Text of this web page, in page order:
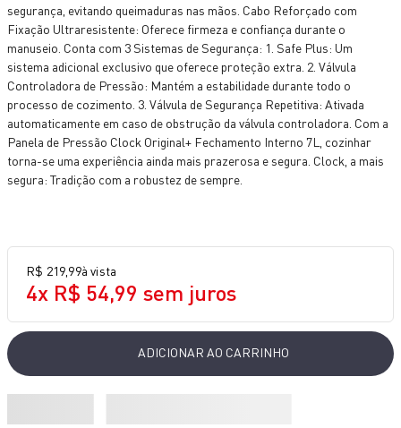
segurança, evitando queimaduras nas mãos. Cabo Reforçado com
Fixação Ultraresistente: Oferece firmeza e confiança durante o
manuseio. Conta com 3 Sistemas de Segurança: 1. Safe Plus: Um
sistema adicional exclusivo que oferece proteção extra. 2. Válvula
Controladora de Pressão: Mantém a estabilidade durante todo o
processo de cozimento. 3. Válvula de Segurança Repetitiva: Ativada
automaticamente em caso de obstrução da válvula controladora. Com a
Panela de Pressão Clock Original+ Fechamento Interno 7L, cozinhar
torna-se uma experiência ainda mais prazerosa e segura. Clock, a mais
segura: Tradição com a robustez de sempre.
R$ 219 99à vista
4x R$ 54,99 sem juros
ADICIONAR AO CARRINHO